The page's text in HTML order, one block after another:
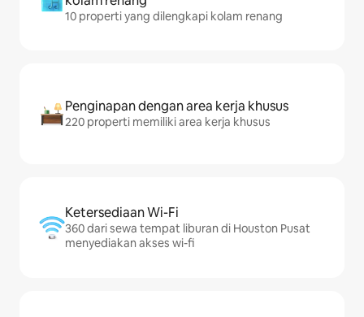
10 properti yang dilengkapi kolam renang
Penginapan dengan area kerja khusus
220 properti memiliki area kerja khusus
Ketersediaan Wi-Fi
360 dari sewa tempat liburan di Houston Pusat
menyediakan akses wi-fi